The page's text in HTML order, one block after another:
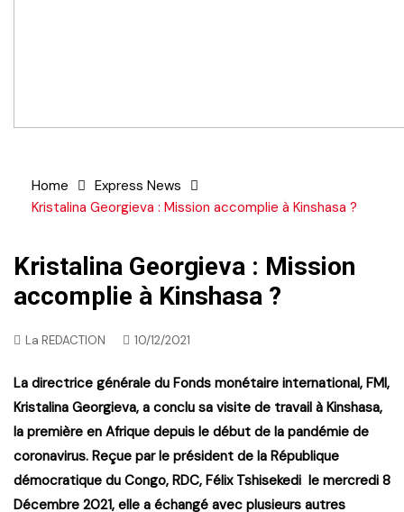
Home
Express News
Kristalina Georgieva : Mission accomplie à Kinshasa ?
Kristalina Georgieva : Mission
accomplie à Kinshasa ?
La REDACTION 10/12/2021
La directrice générale du Fonds monétaire international, FMI,
Kristalina Georgieva, a conclu sa visite de travail à Kinshasa,
la première en Afrique depuis le début de la pandémie de
coronavirus. Reçue par le président de la République
démocratique du Congo, RDC, Félix Tshisekedi le mercredi 8
Décembre 2021, elle a échangé avec plusieurs autres